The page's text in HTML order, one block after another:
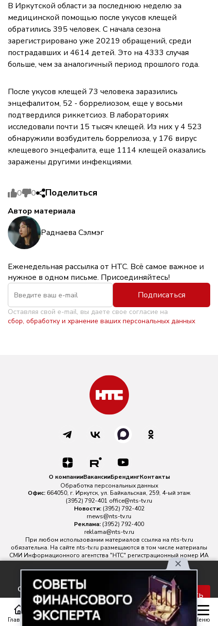
Главная Статьи Передачи Меню
В Иркутской области за последнюю неделю за
медицинской помощью после укусов клещей
обратились 395 человек. С начала сезона
зарегистрировано уже 20219 обращений, среди
пострадавших и 4614 детей. Это на 4333 случая
больше, чем за аналогичный период прошлого года.
После укусов клещей 73 человека заразились
энцефалитом, 52 - боррелиозом, еще у восьми
подтвердился риккетсиоз. В лабораториях
исследовали почти 15 тысяч клещей. Из них у 4 523
обнаружили возбудитель боррелиоза, у 176 вирус
клещевого энцефалита, еще 1114 клещей оказались
заражены другими инфекциями.
0 0 Поделиться
Автор материала
Раднаева Сэлмэг
Еженедельная рассылка от НТС. Всё самое важное и
нужное в одном письме. Присоединяйтесь!
Подписаться
Оставляя свой e-mail, вы даете свое согласие на
сбор, обработку и хранение ваших персональных данных
соглашаетесь с правилами
обработки персональных
данных.
Принять
О компанииВакансииБрендингКонтакты
Обработка персональных данных
Офис: 664050, г. Иркутск, ул. Байкальская, 259, 4-ый этаж
(3952) 792-401 office@nts-tv.ru
Новости: (3952) 792-402
rnews@nts-tv.ru
Реклама: (3952) 792-400
reklama@nts-tv.ru
При любом использовании материалов ссылка на nts-tv.ru
обязательна. На сайте nts-tv.ru размещаются в том числе материалы
СМИ Информационного агентства "НТС" регистрационный номер ИА
№ ФС 77 - 88763 зарегистрировано Федеральной службой по
надзору в сфере связи, информационных технологий и массовых
Главный редактор ИА "НТС" Иштулкин Евгений Александрович
16+